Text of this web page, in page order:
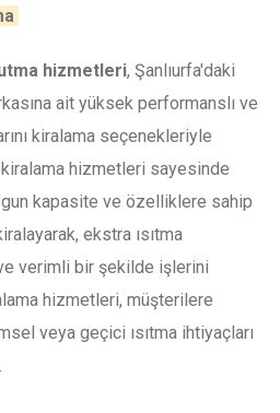
hizmetleri, Şanlıurfa'daki
ait yüksek performanslı ve
kiralama seçenekleriyle
hizmetleri sayesinde
kapasite ve özelliklere sahip
ekstra ısıtma
verimli bir şekilde işlerini
hizmetleri, müşterilere
veya geçici ısıtma ihtiyaçları